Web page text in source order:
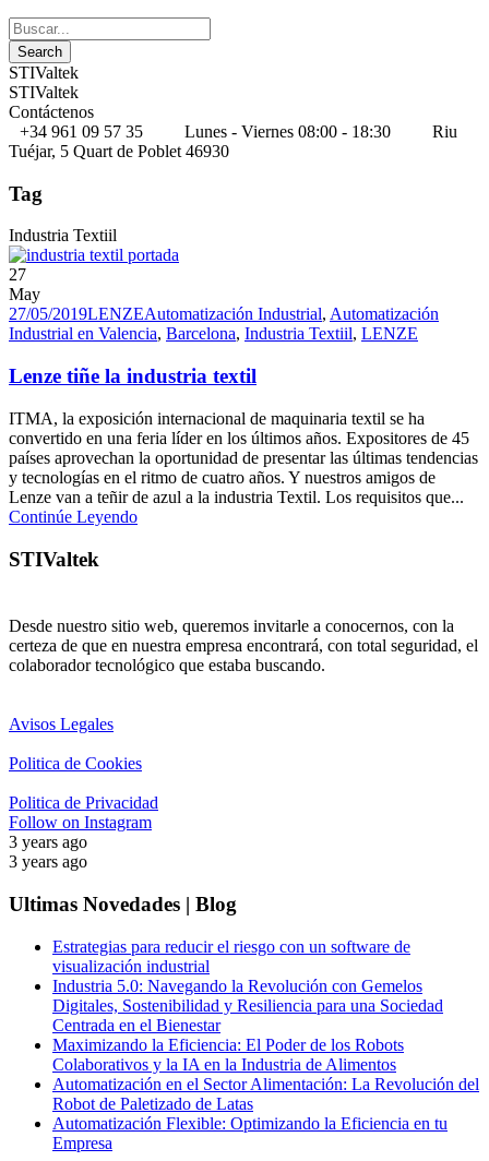
STIValtek
STIValtek
Contáctenos
+34 961 09 57 35
Lunes - Viernes 08:00 - 18:30
Riu
Tuéjar, 5 Quart de Poblet 46930
Tag
Industria Textiil
27
May
27/05/2019LENZEAutomatización Industrial, Automatización
Industrial en Valencia, Barcelona, Industria Textiil, LENZE
Lenze tiñe la industria textil
ITMA, la exposición internacional de maquinaria textil se ha
convertido en una feria líder en los últimos años. Expositores de 45
países aprovechan la oportunidad de presentar las últimas tendencias
y tecnologías en el ritmo de cuatro años. Y nuestros amigos de
Lenze van a teñir de azul a la industria Textil. Los requisitos que...
Continúe Leyendo
STIValtek
Desde nuestro sitio web, queremos invitarle a conocernos, con la
certeza de que en nuestra empresa encontrará, con total seguridad, el
colaborador tecnológico que estaba buscando.
Avisos Legales
Politica de Cookies
Politica de Privacidad
Follow on Instagram
3 years ago
3 years ago
Ultimas Novedades | Blog
Estrategias para reducir el riesgo con un software de
visualización industrial
Industria 5.0: Navegando la Revolución con Gemelos
Digitales, Sostenibilidad y Resiliencia para una Sociedad
Centrada en el Bienestar
Maximizando la Eficiencia: El Poder de los Robots
Colaborativos y la IA en la Industria de Alimentos
Automatización en el Sector Alimentación: La Revolución del
Robot de Paletizado de Latas
Automatización Flexible: Optimizando la Eficiencia en tu
Empresa